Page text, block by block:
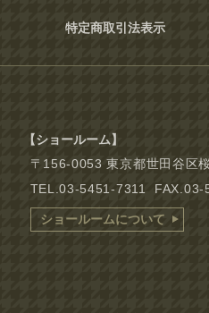
特定商取引法表示
【ショールーム】
〒156-0053 東京都世田谷区
TEL.03-5451-7311 FAX.03-
ショールームについて